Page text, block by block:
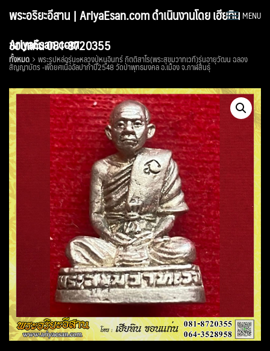
พระอริยะอีสาน | AriyaEsan.com ดำเนินงานโดย เฮียทิน
ขอนแก่น 081-8720355
MENU
AriyaEsan.com
ทั้งหมด พระรูปหล่อรุ่น๑หลวงปู่หนูอินทร์ กิตติสาโร(พระสุขุมวาทเวที)รุ่นอายุวัฒน ฉลอง
สัญญาบัตร -พัดยศเนื้ออัลปาก้าปี2548 วัดป่าพุทธมงคล อ.เมือง จ.กาฬสินธุ์